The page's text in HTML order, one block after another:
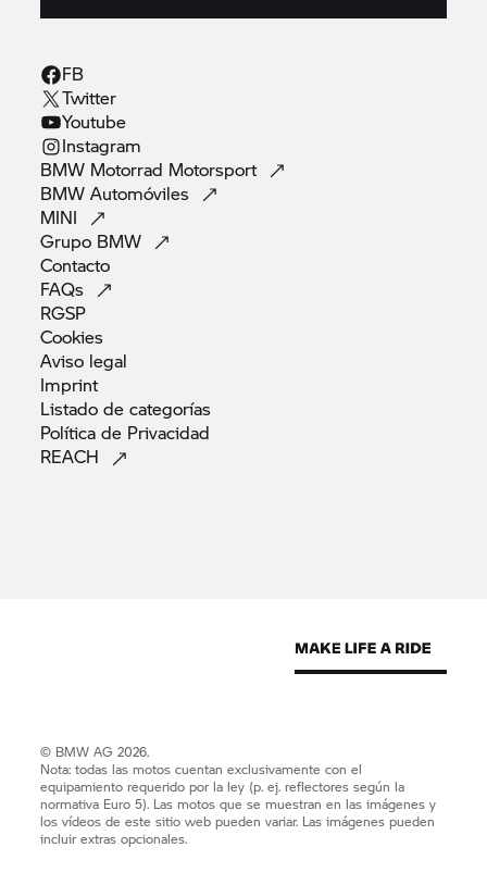
FB
Twitter
Youtube
Instagram
BMW Motorrad Motorsport
BMWAutomóviles
MINI
Grupo BMW
Contacto
FAQs
RGSP
Cookies
Aviso legal
Imprint
Listado decategorías
Política de Privacidad
REACH
© BMW AG 2026.
Nota: todas las motos cuentan exclusivamente con el
equipamiento requerido por la ley (p. ej. reflectores según la
normativa Euro 5). Las motos que se muestran en las imágenes y
los vídeos de este sitio web pueden variar. Las imágenes pueden
incluir extras opcionales.